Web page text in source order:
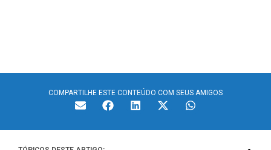
COMPARTILHE ESTE CONTEÚDO COM SEUS AMIGOS